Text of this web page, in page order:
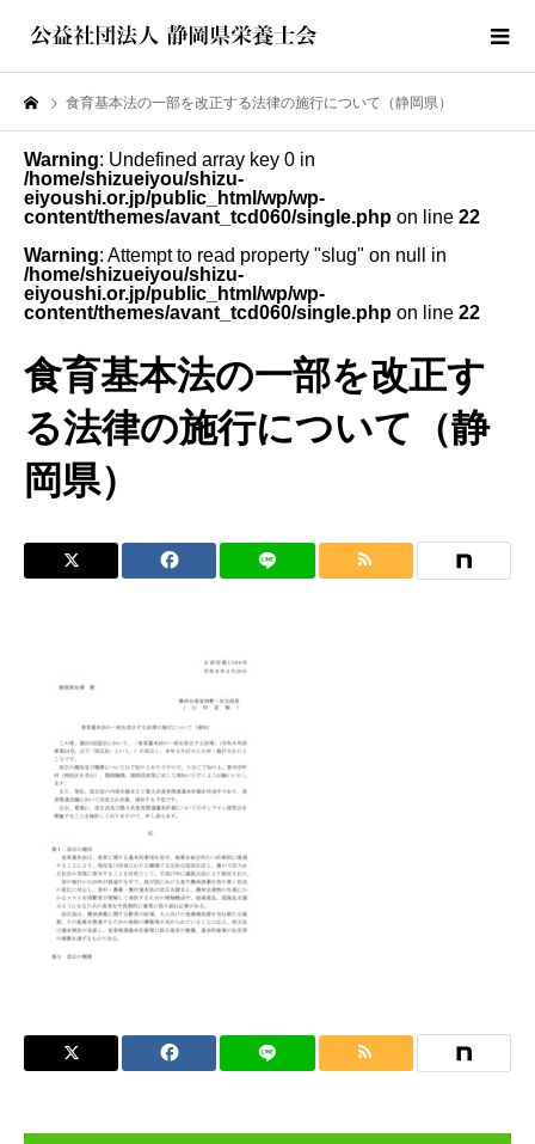
食育基本法の一部を改正する法律の施行について（静岡県）
Warning: Undefined array key 0 in
/home/shizueiyou/shizu-
eiyoushi.or.jp/public_html/wp/wp-
content/themes/avant_tcd060/single.php on line 22
Warning: Attempt to read property "slug" on null in
/home/shizueiyou/shizu-
eiyoushi.or.jp/public_html/wp/wp-
content/themes/avant_tcd060/single.php on line 22
食育基本法の一部を改正す
る法律の施行について（静
岡県）